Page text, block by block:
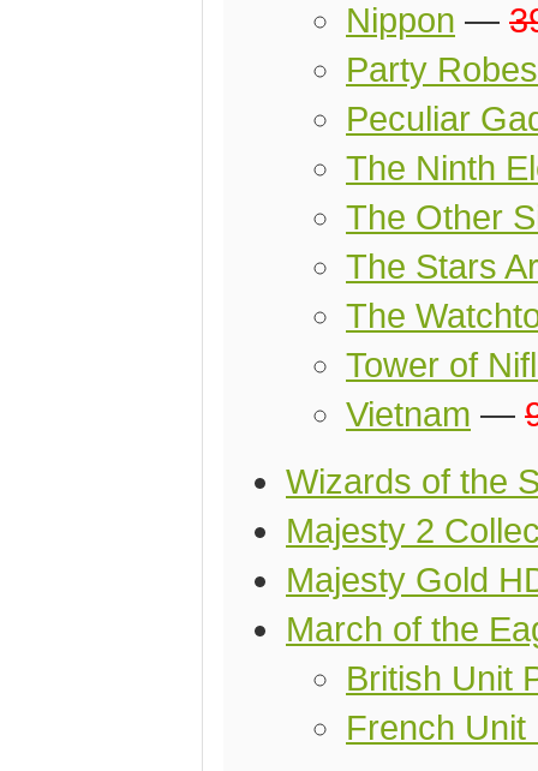
Nippon —
Party Robes
Peculiar
The Ninth
The Other
The Stars
The
Tower of
Vietnam —
Wizards of the
Majesty 2
Majesty Gold
March of the
British Unit
French Unit